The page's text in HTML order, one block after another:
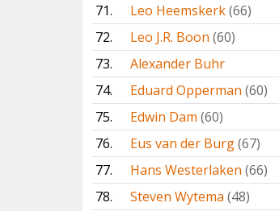
71.
Leo Heemskerk(66)
72.
Leo J.R. Boon (60)
73.
Alexander Buhr
74.
Eduard Opperman (60)
75.
Edwin Dam (60)
76.
Eus van der Burg(67)
77.
Hans Westerlaken (66)
78.
Steven Wytema (48)